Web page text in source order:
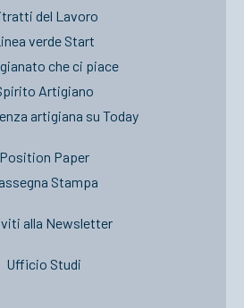
del Lavoro
verde Start
che ci piace
Artigiano
artigiana su Today
Position Paper
Stampa
alla Newsletter
Ufficio Studi